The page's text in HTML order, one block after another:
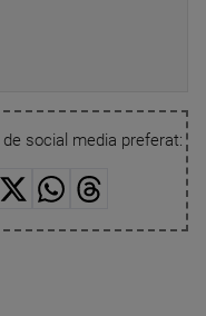
social media preferat: